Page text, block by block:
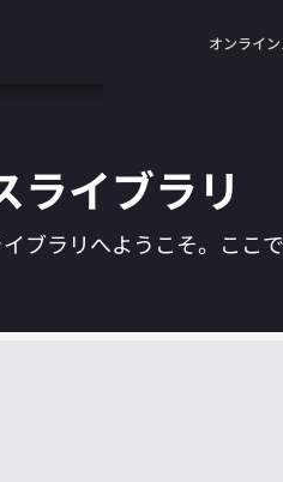
オンライ
ライブラリ
ブラリへようこそ。ここ